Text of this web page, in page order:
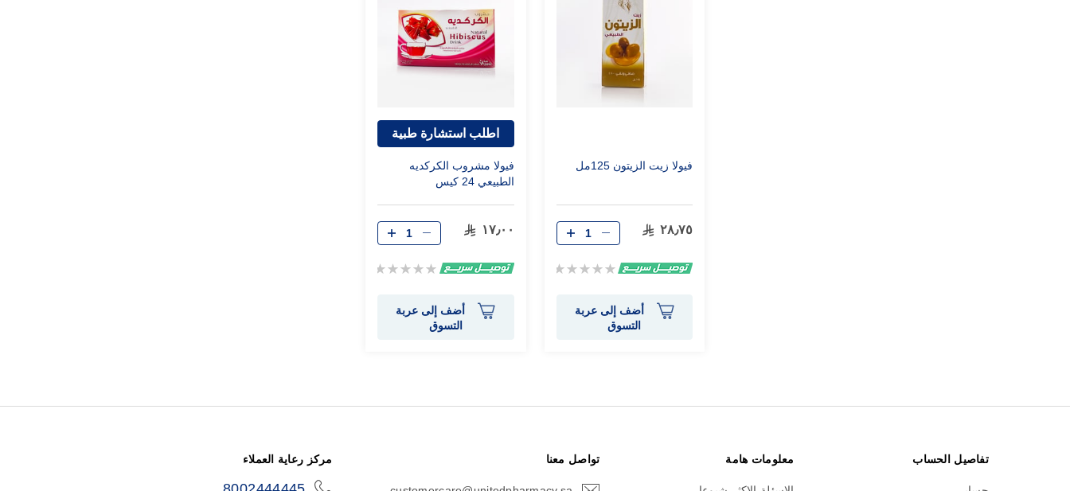
فيولا زيت الزيتون 125مل
٢٨٫٧٥
Rating:
أضف إلى عربة
التسوق
اطلب استشارة طبية
فيولا مشروب الكركديه
الطبيعي 24 كيس
١٧٫٠٠
Rating:
أضف إلى عربة
التسوق
تفاصيل الحساب معلومات هامة تواصل معنا مركز رعاية العملاء